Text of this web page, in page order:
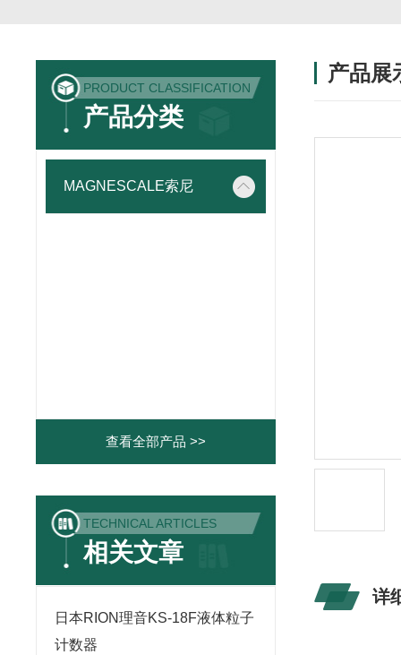
PRODUCT CLASSIFICATION
产品分类
MAGNESCALE索尼
查看全部产品 >>
TECHNICAL ARTICLES
相关文章
日本RION理音KS-18F液体粒子
计数器
产品展
详